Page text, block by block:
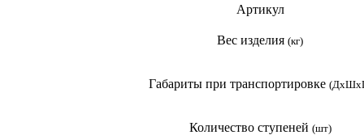
Артикул
Вес изделия (кг)
Габариты при транспортировке
Количество ступеней (шт)